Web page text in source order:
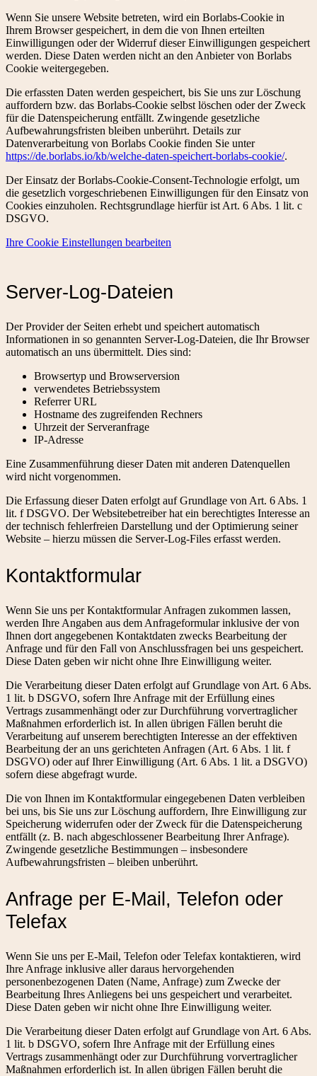
Wenn Sie unsere Website betreten, wird ein Borlabs-Cookie in
Ihrem Browser gespeichert, in dem die von Ihnen erteilten
Einwilligungen oder der Widerruf dieser Einwilligungen gespeichert
werden. Diese Daten werden nicht an den Anbieter von Borlabs
Cookie weitergegeben.
Die erfassten Daten werden gespeichert, bis Sie uns zur Löschung
auffordern bzw. das Borlabs-Cookie selbst löschen oder der Zweck
für die Datenspeicherung entfällt. Zwingende gesetzliche
Aufbewahrungsfristen bleiben unberührt. Details zur
Datenverarbeitung von Borlabs Cookie finden Sie unter
https://de.borlabs.io/kb/welche-daten-speichert-borlabs-cookie/.
Der Einsatz der Borlabs-Cookie-Consent-Technologie erfolgt, um
die gesetzlich vorgeschriebenen Einwilligungen für den Einsatz von
Cookies einzuholen. Rechtsgrundlage hierfür ist Art. 6 Abs. 1 lit. c
DSGVO.
Ihre Cookie Einstellungen bearbeiten
Server-Log-Dateien
Der Provider der Seiten erhebt und speichert automatisch
Informationen in so genannten Server-Log-Dateien, die Ihr Browser
automatisch an uns übermittelt. Dies sind:
Browsertyp und Browserversion
verwendetes Betriebssystem
Referrer URL
Hostname des zugreifenden Rechners
Uhrzeit der Serveranfrage
IP-Adresse
Eine Zusammenführung dieser Daten mit anderen Datenquellen
wird nicht vorgenommen.
Die Erfassung dieser Daten erfolgt auf Grundlage von Art. 6 Abs. 1
lit. f DSGVO. Der Websitebetreiber hat ein berechtigtes Interesse an
der technisch fehlerfreien Darstellung und der Optimierung seiner
Website – hierzu müssen die Server-Log-Files erfasst werden.
Kontaktformular
Wenn Sie uns per Kontaktformular Anfragen zukommen lassen,
werden Ihre Angaben aus dem Anfrageformular inklusive der von
Ihnen dort angegebenen Kontaktdaten zwecks Bearbeitung der
Anfrage und für den Fall von Anschlussfragen bei uns gespeichert.
Diese Daten geben wir nicht ohne Ihre Einwilligung weiter.
Die Verarbeitung dieser Daten erfolgt auf Grundlage von Art. 6 Abs.
1 lit. b DSGVO, sofern Ihre Anfrage mit der Erfüllung eines
Vertrags zusammenhängt oder zur Durchführung vorvertraglicher
Maßnahmen erforderlich ist. In allen übrigen Fällen beruht die
Verarbeitung auf unserem berechtigten Interesse an der effektiven
Bearbeitung der an uns gerichteten Anfragen (Art. 6 Abs. 1 lit. f
DSGVO) oder auf Ihrer Einwilligung (Art. 6 Abs. 1 lit. a DSGVO)
sofern diese abgefragt wurde.
Die von Ihnen im Kontaktformular eingegebenen Daten verbleiben
bei uns, bis Sie uns zur Löschung auffordern, Ihre Einwilligung zur
Speicherung widerrufen oder der Zweck für die Datenspeicherung
entfällt (z. B. nach abgeschlossener Bearbeitung Ihrer Anfrage).
Zwingende gesetzliche Bestimmungen – insbesondere
Aufbewahrungsfristen – bleiben unberührt.
Anfrage per E-Mail, Telefon oder
Telefax
Wenn Sie uns per E-Mail, Telefon oder Telefax kontaktieren, wird
Ihre Anfrage inklusive aller daraus hervorgehenden
personenbezogenen Daten (Name, Anfrage) zum Zwecke der
Bearbeitung Ihres Anliegens bei uns gespeichert und verarbeitet.
Diese Daten geben wir nicht ohne Ihre Einwilligung weiter.
Die Verarbeitung dieser Daten erfolgt auf Grundlage von Art. 6 Abs.
1 lit. b DSGVO, sofern Ihre Anfrage mit der Erfüllung eines
Vertrags zusammenhängt oder zur Durchführung vorvertraglicher
Maßnahmen erforderlich ist. In allen übrigen Fällen beruht die